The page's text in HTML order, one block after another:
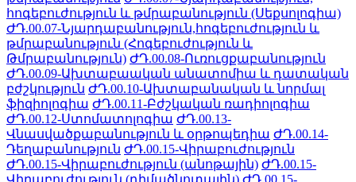
հոգեբուժություն և թմրաբանություն (Սեքսոլոգիա)
ԺԴ.00.07-Նյարդաբանություն,հոգեբուժություն և
թմրաբանություն (Հոգեբուժություն և
Թմրաբանություն) ԺԴ.00.08-Ուռուցքաբանություն
ԺԴ.00.09-Ախտաբաական անատոմիա և դատական
բժշկություն ԺԴ.00.10-Ախտաբանական և նորմալ
ֆիզիոլոգիա ԺԴ.00.11-Բժշկական ռադիոլոգիա
ԺԴ.00.12-Ստոմատոլոգիա ԺԴ.00.13-
Վնասվածքաբանություն և օրթոպեդիա ԺԴ.00.14-
Դեղաբանություն ԺԴ.00.15-Վիրաբուժություն
ԺԴ.00.15-Վիրաբուժություն (անոթային) ԺԴ.00.15-
Վիրաբուժություն (դիմածնոտային) ԺԴ.00.15-